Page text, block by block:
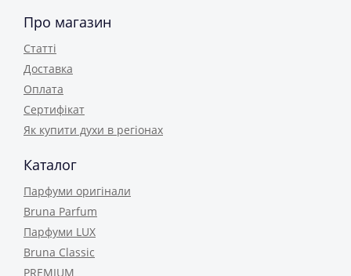
Про магазин
Статті
Доставка
Оплата
Сертифікат
Як купити духи в регіонах
Каталог
Парфуми оригінали
Bruna Parfum
Парфуми LUX
Bruna Classic
PREMIUM